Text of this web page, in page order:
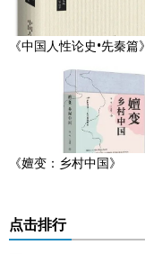
《中国人性论史•先秦篇》
《嬗变：乡村中国》
点击排行